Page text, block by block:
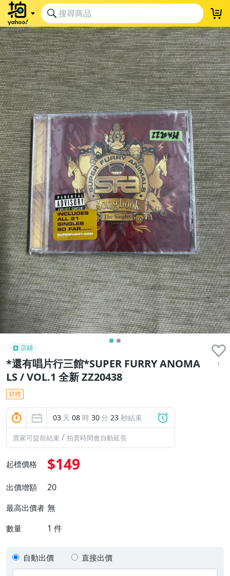
店鋪
*還有唱片行三館*SUPER FURRY ANOMA
LS / VOL.1 全新 ZZ20438
1
競標
03 天 08 時 30分 22 秒結束
賣家可提前結束 / 拍賣時間會自動延長
起標價格 $149
出價增額 20
最高出價者 無
數量 1 件
自動出價 直接出價